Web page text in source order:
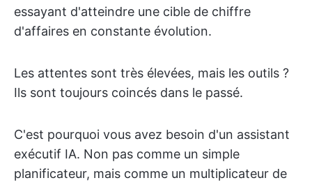
essayant d'atteindre une cible de chiffre
d'affaires en constante évolution.
Les attentes sont très élevées, mais les outils ?
Ils sont toujours coincés dans le passé.
C'est pourquoi vous avez besoin d'un assistant
exécutif IA. Non pas comme un simple
planificateur, mais comme un multiplicateur de